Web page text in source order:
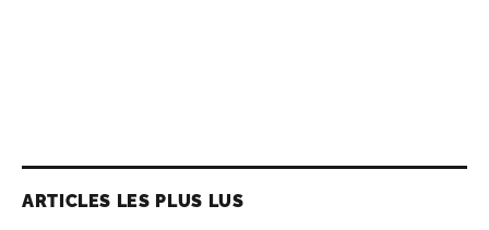
ARTICLES LES PLUS LUS